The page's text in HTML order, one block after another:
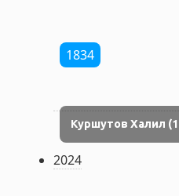
1834
Куршутов Халил
2024